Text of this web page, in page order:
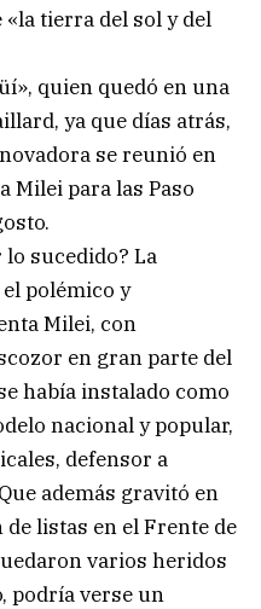
tierra del sol y del
quien quedó en una
ya que días atrás,
se reunió en
Milei para las Paso
sucedido? La
polémico y
Milei, con
en gran parte del
había instalado como
nacional y popular,
defensor a
además gravitó en
listas en el Frente de
varios heridos
podría verse un